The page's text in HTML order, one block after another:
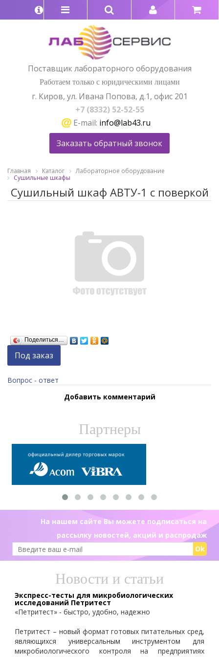
Поставщик лабораторного оборудования
Работаем только с юридическими лицами
г. Киров, ул. Ивана Попова, д.1, офис 201
+7 (8332) 52-52-55
E-mail: info@lab43.ru
Заказать обратный звонок
Главная Каталог
Лабораторное оборудование
Сушильные шкафы
Сушильный шкаф АBТУ-1 с поверкой
Поделиться…
Под заказ
Вопрос - ответ
Добавить комментарий
Партнеры
На нашем сайте Вы можете подписаться на
рассылку новостей, акций и распродаж
Ok
Новости и статьи
Экспресс-тесты для микробиологических
исследований Петритест
«Петритест» - быстро, удобно, надежно
Петритест – новый формат готовых питательных сред,
являющихся универсальным инструментом для
микробиологического контроля на предприятиях